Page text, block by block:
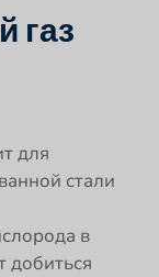
газ
для
стали
в
добиться